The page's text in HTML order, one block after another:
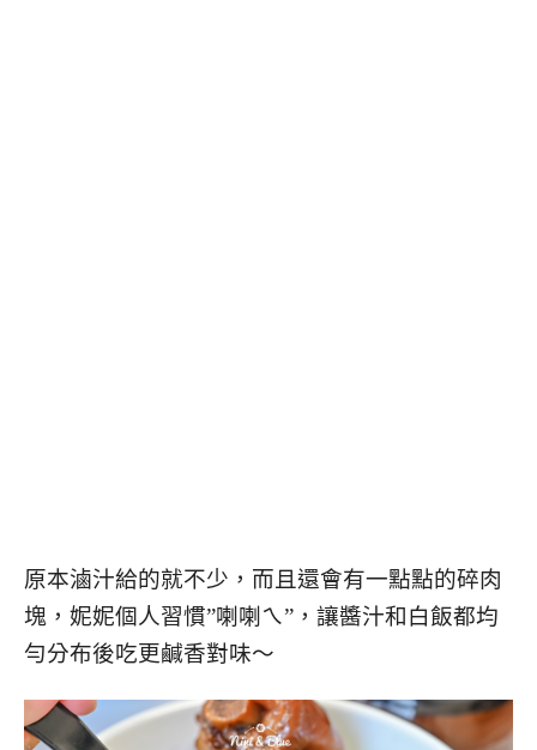
原本滷汁給的就不少，而且還會有一點點的碎肉
塊，妮妮個人習慣”喇喇ㄟ”，讓醬汁和白飯都均
勻分布後吃更鹹香對味～